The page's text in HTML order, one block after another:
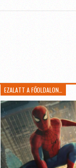
EZALATT A FŐOLDALON…